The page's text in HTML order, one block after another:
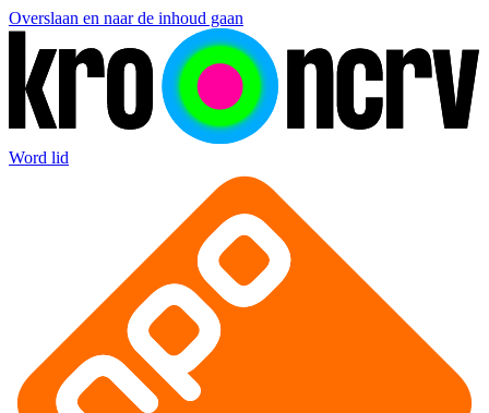
Overslaan en naar de inhoud gaan
Word lid